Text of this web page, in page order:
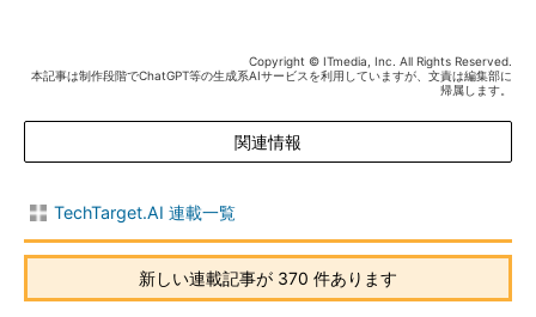
Copyright © ITmedia, Inc. All Rights Reserved.
本記事は制作段階でChatGPT等の生成系AIサービスを利用していますが、文責は編集部に
帰属します。
関連情報
TechTarget.AI 連載一覧
新しい連載記事が 370 件あります